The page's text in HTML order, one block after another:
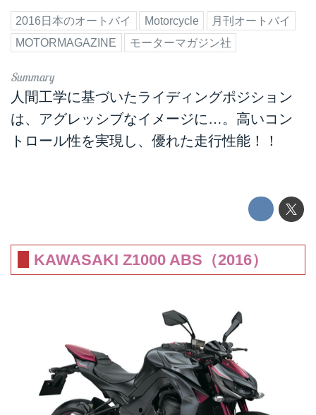
2016日本のオートバイ Motorcycle
月刊オートバイ
MOTORMAGAZINE
モーターマガジン社
人間工学に基づいたライディングポジション
は、アグレッシブなイメージに…。高いコン
トロール性を実現し、優れた走行性能！！
KAWASAKI Z1000 ABS（2016）